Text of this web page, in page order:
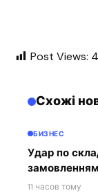
Post Views:
Схожі
БИЗНЕС
Удар по
11 часов тому